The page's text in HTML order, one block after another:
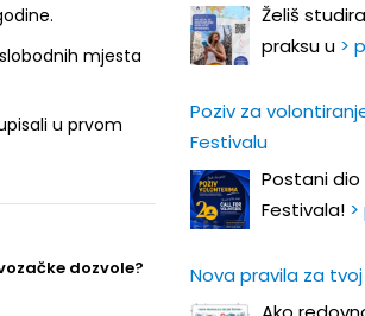
mjesta
u prvom
dozvole?
Želiš
praksu u >
Poziv za
Festivalu
Postani dio
Festivala!
Nova pravila za